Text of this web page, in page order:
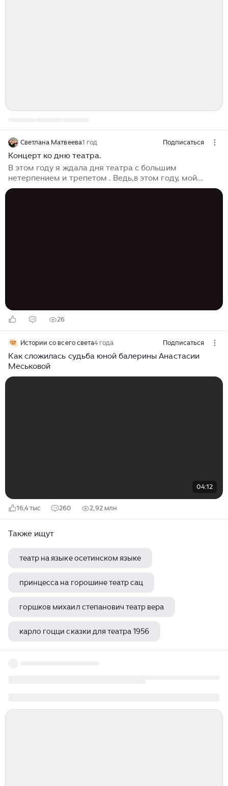
Светлана Матвеева1 год Подписаться
Концерт ко дню театра.
В этом году я ждала дня театра с большим
нетерпением и трепетом . Ведь,в этом году, мой
любимый "театр на Басманной" отмечает своё 25
26
Истории со всего света4 года Подписаться
Как сложилась судьба юной балерины Анастасии
Меськовой
04:12
16,4 тыс 260 2,92 млн
Также ищут
театр на языке осетинском языке
принцесса на горошине театр сац
горшков михаил степанович театр вера
карло гоцци сказки для театра 1956